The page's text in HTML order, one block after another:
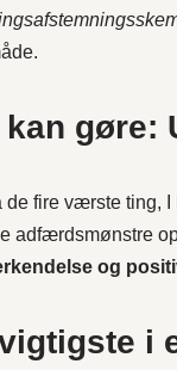
gøre:
fire værste ting, I
adfærdsmønstre
og
i